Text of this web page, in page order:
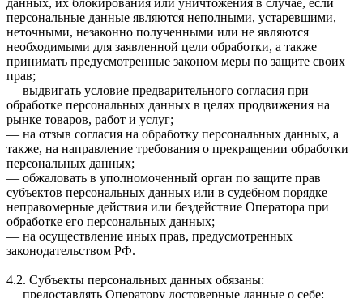
персональные данные являются неполными, устаревшими,
неточными, незаконно полученными или не являются
необходимыми для заявленной цели обработки, а также
принимать предусмотренные законом меры по защите своих
прав;
— выдвигать условие предварительного согласия при
обработке персональных данных в целях продвижения на
рынке товаров, работ и услуг;
— на отзыв согласия на обработку персональных данных, а
также, на направление требования о прекращении обработки
персональных данных;
— обжаловать в уполномоченный орган по защите прав
субъектов персональных данных или в судебном порядке
неправомерные действия или бездействие Оператора при
обработке его персональных данных;
— на осуществление иных прав, предусмотренных
законодательством РФ.
4.2. Субъекты персональных данных обязаны:
— предоставлять Оператору достоверные данные о себе;